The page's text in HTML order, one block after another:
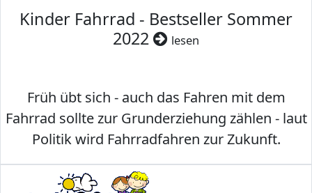
Kinder Fahrrad - Bestseller Sommer
2022
lesen
Früh übt sich - auch das Fahren mit dem
Fahrrad sollte zur Grunderziehung zählen - laut
Politik wird Fahrradfahren zur Zukunft.